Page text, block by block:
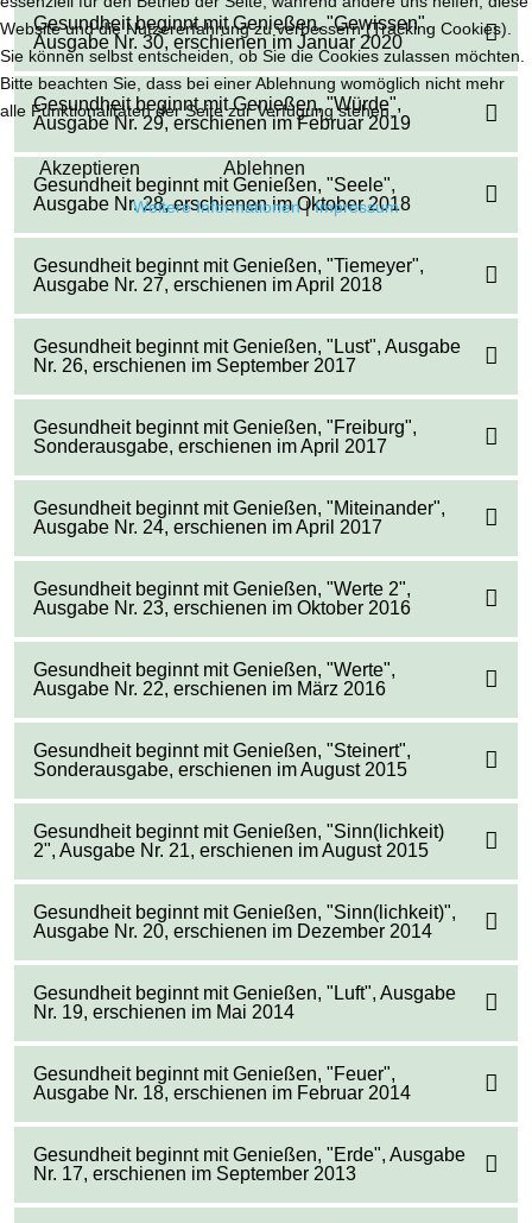
Gesundheit beginnt mit Genießen, "Gewissen",
Ausgabe Nr. 30, erschienen im Januar 2020
Gesundheit beginnt mit Genießen, "Würde",
Ausgabe Nr. 29, erschienen im Februar 2019
Gesundheit beginnt mit Genießen, "Seele",
Ausgabe Nr. 28, erschienen im Oktober 2018
Gesundheit beginnt mit Genießen, "Tiemeyer",
Ausgabe Nr. 27, erschienen im April 2018
Gesundheit beginnt mit Genießen, "Lust", Ausgabe
Nr. 26, erschienen im September 2017
Gesundheit beginnt mit Genießen, "Freiburg",
Sonderausgabe, erschienen im April 2017
Gesundheit beginnt mit Genießen, "Miteinander",
Ausgabe Nr. 24, erschienen im April 2017
Gesundheit beginnt mit Genießen, "Werte 2",
Ausgabe Nr. 23, erschienen im Oktober 2016
Gesundheit beginnt mit Genießen, "Werte",
Ausgabe Nr. 22, erschienen im März 2016
Gesundheit beginnt mit Genießen, "Steinert",
Sonderausgabe, erschienen im August 2015
Gesundheit beginnt mit Genießen, "Sinn(lichkeit)
2", Ausgabe Nr. 21, erschienen im August 2015
Gesundheit beginnt mit Genießen, "Sinn(lichkeit)",
Ausgabe Nr. 20, erschienen im Dezember 2014
Gesundheit beginnt mit Genießen, "Luft", Ausgabe
Nr. 19, erschienen im Mai 2014
Gesundheit beginnt mit Genießen, "Feuer",
Ausgabe Nr. 18, erschienen im Februar 2014
Gesundheit beginnt mit Genießen, "Erde", Ausgabe
Nr. 17, erschienen im September 2013
Website und die Nutzererfahrung zu verbessern (Tracking Cookies).
Sie können selbst entscheiden, ob Sie die Cookies zulassen möchten.
Bitte beachten Sie, dass bei einer Ablehnung womöglich nicht mehr
alle Funktionalitäten der Seite zur Verfügung stehen.
Akzeptieren Ablehnen
Weitere Informationen|Impressum